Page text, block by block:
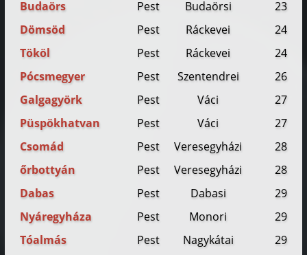
Budaörs
Pest Budaörsi
23
Dömsöd
Pest Ráckevei
24
Tököl
Pest Ráckevei
24
Pócsmegyer
Pest Szentendrei
26
Galgagyörk
Pest Váci
27
Püspökhatvan
Pest Váci
27
Csomád
Pest Veresegyházi
28
őrbottyán
Pest Veresegyházi
28
Dabas
Pest Dabasi
29
Nyáregyháza
Pest Monori
29
Tóalmás
Pest Nagykátai
29